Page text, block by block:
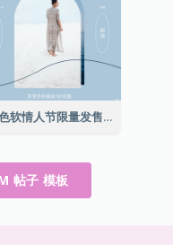
蓝色软情人节限量发售Instagram帖子
帖子 模板